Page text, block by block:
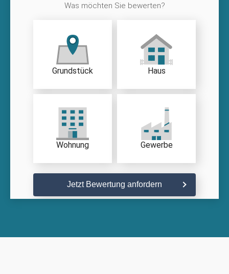
Was möchten Sie bewerten?
Grundstück Haus
Wohnung Gewerbe
Jetzt Bewertung anfordern